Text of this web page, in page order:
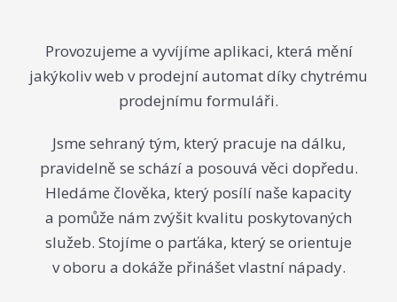
Provozujeme a vyvíjíme aplikaci, která mění
jakýkoliv web v prodejní automat díky chytrému
prodejnímu formuláři.
Jsme sehraný tým, který pracuje na dálku,
pravidelně se schází a posouvá věci dopředu.
Hledáme člověka, který posílí naše kapacity
a pomůže nám zvýšit kvalitu poskytovaných
služeb. Stojíme o parťáka, který se orientuje
v oboru a dokáže přinášet vlastní nápady.